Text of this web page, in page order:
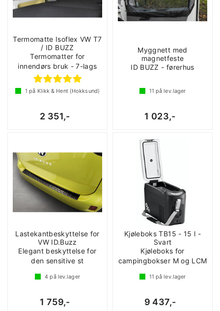
Termomatte Isoflex VW T7
/ ID BUZZ
Termomatter for
innendørs bruk - 7-lags
1 på Klikk & Hent (Hokksund)
2 351,-
Myggnett med
magnetfeste
ID BUZZ - førerhus
11 på lev.lager
1 023,-
Lastekantbeskyttelse for
VW ID.Buzz
Elegant beskyttelse for
den sensitive st
4 på lev.lager
1 759,-
Kjøleboks TB15 - 15 l -
Svart
Kjøleboks for
campingbokser M og LCM
11 på lev.lager
9 437,-